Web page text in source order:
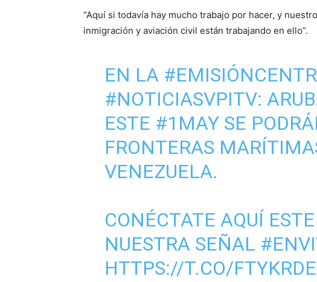
“Aquí si todavía hay mucho trabajo por hacer, y
inmigración y aviación civil están trabajando en ello”.
EN LA
#NOTICIASVPITV:
ESTE #1MAYSE
FRONTERAS
VENEZUELA.
CONÉCTATE AQUÍ ESTE
NUESTRA SEÑAL
HTTPS://T.CO/